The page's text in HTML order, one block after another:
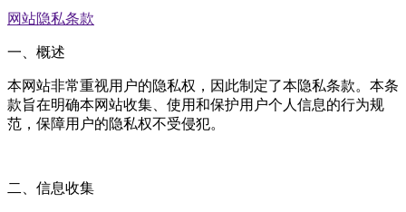
网站隐私条款
一、概述
本网站非常重视用户的隐私权，因此制定了本隐私条款。本条
款旨在明确本网站收集、使用和保护用户个人信息的行为规
范，保障用户的隐私权不受侵犯。
二、信息收集